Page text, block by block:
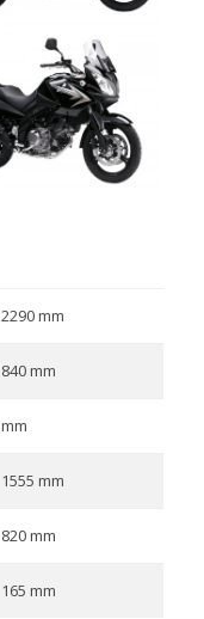
2290 mm
840 mm
mm
1555 mm
820 mm
165 mm